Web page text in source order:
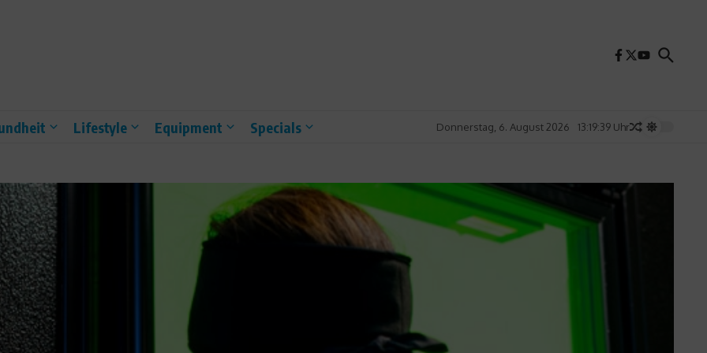
Lifestyle Equipment Specials Donnerstag, 6. August 2026 13:19:41 Uhr